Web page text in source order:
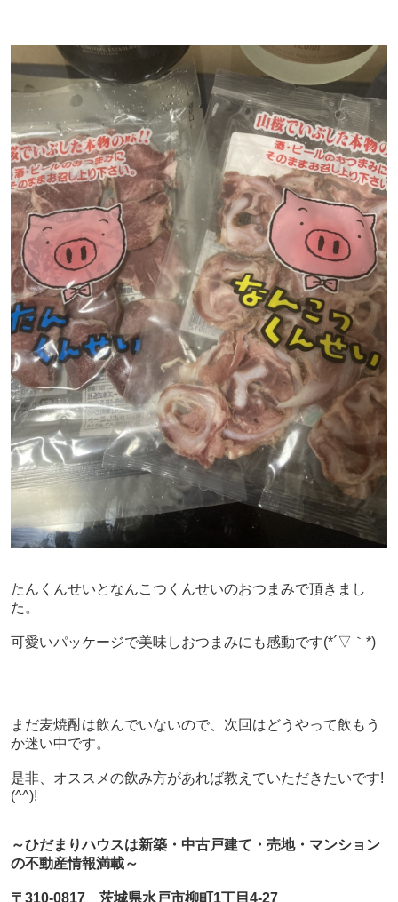
たんくんせいとなんこつくんせいのおつまみで頂きまし
た。
可愛いパッケージで美味しおつまみにも感動です(*´▽｀*)
まだ麦焼酎は飲んでいないので、次回はどうやって飲もう
か迷い中です。
是非、オススメの飲み方があれば教えていただきたいです!
(^^)!
～ひだまりハウスは新築・中古戸建て・売地・マンション
の不動産情報満載～
〒310-0817 茨城県水戸市柳町1丁目4-27